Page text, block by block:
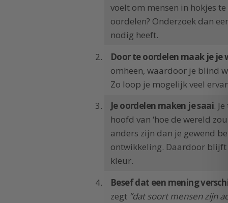
voelt om mensen in hokjes
oordelen? Onderzoek dan
nodig heeft.
Door te oordelen maak je je
omheen, waardoor je blind
Zo loop je mogelijk veel
Je oordelen maken je saai.
hoofd van ‘hoe de wereld
anders zijn dan je gewend
ontwikkeling. Daardoor blijft
kleur.
Besef dat een mening
zegt ”dat soort mensen zijn